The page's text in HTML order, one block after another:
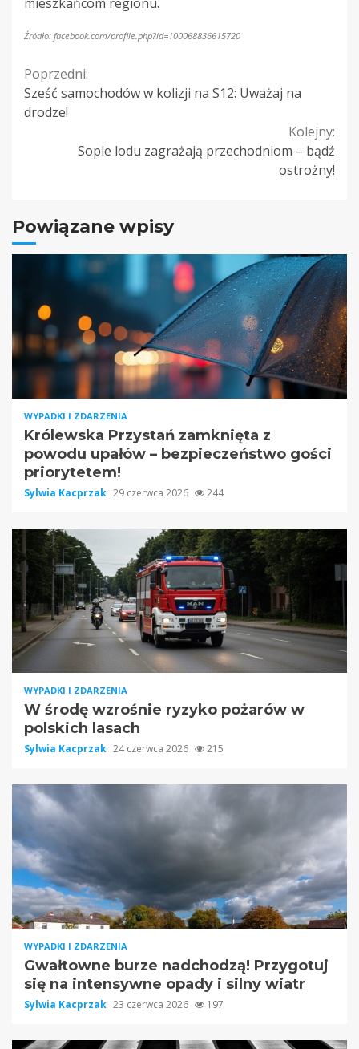
Źródło: facebook.com/profile.php?id=100068836615720
Continue
Reading
Poprzedni:
Sześć samochodów w kolizji na S12: Uważaj na
drodze!
Kolejny:
Sople lodu zagrażają przechodniom – bądź
ostrożny!
Powiązane wpisy
WYPADKI I ZDARZENIA
Królewska Przystań zamknięta z
powodu upałów – bezpieczeństwo gości
priorytetem!
Sylwia Kacprzak 29 czerwca 2026 244
WYPADKI I ZDARZENIA
W środę wzrośnie ryzyko pożarów w
polskich lasach
Sylwia Kacprzak 24 czerwca 2026 215
WYPADKI I ZDARZENIA
Gwałtowne burze nadchodzą! Przygotuj
się na intensywne opady i silny wiatr
Sylwia Kacprzak 23 czerwca 2026 197